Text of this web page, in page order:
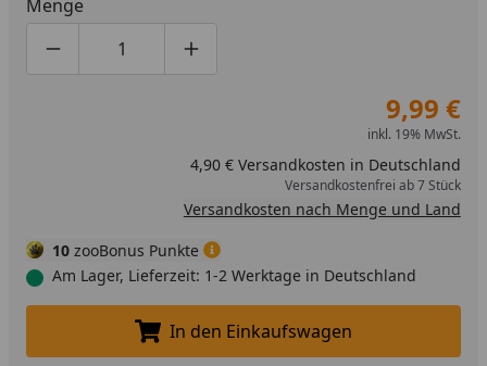
Menge
Produktmenge um eins verringern
Produktmenge manuell eingeben
Produktmenge um eins erhöhen
9,99 €
inkl. 19% MwSt.
4,90 € Versandkosten in Deutschland
Versandkostenfrei ab 7 Stück
Versandkosten nach Menge und Land
10 zooBonus Punkte
Am Lager, Lieferzeit: 1-2 Werktage in Deutschland
In den Einkaufswagen legen
In den Einkaufswagen